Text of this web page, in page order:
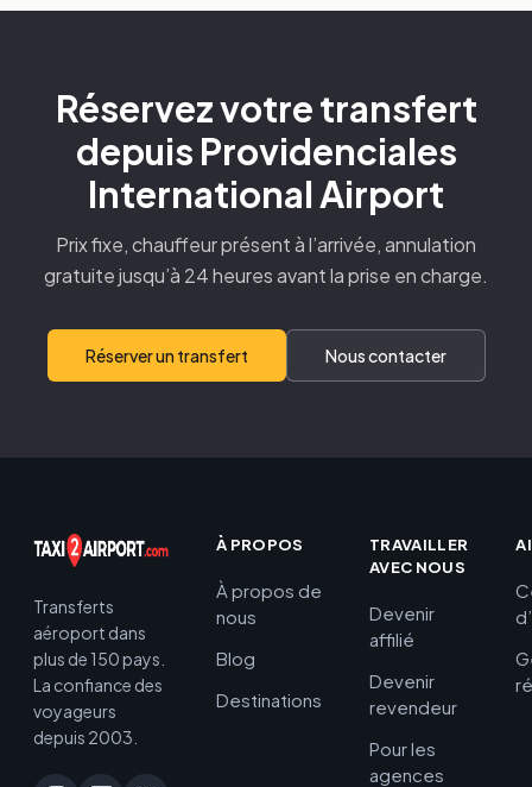
Réservez votre transfert
depuis Providenciales
International Airport
Prix fixe, chauffeur présent à l’arrivée, annulation
gratuite jusqu’à 24 heures avant la prise en charge.
Réserver un transfert Nous contacter
Transferts
aéroport dans
plus de 150 pays.
La confiance des
voyageurs
depuis 2003.
À PROPOS
À propos de
nous
Blog
Destinations
TRAVAILLER
AVEC NOUS
Devenir
affilié
Devenir
revendeur
Pour les
agences